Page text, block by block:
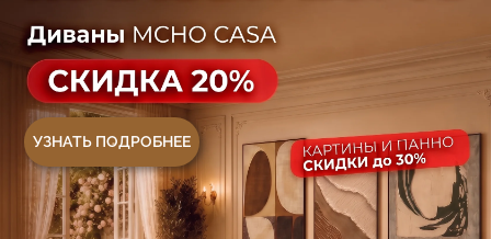
Контакты
Оплата и доставка
+7 (958) 202-41-41
+7 (499) 916-60-66
+7 (932) 021-99-97
+7 (499) 916-60-10,
Sales@skyliving.ru
Ежедневно, с 10:00 до 21:00